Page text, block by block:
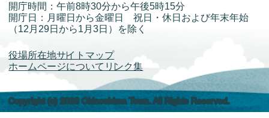
開庁時間：午前8時30分から午後5時15分
開庁日：月曜日から金曜日 祝日・休日および年末年始
（12月29日から1月3日）を除く
役場所在地サイトマップ
ホームページについて リンク集
Copyright (c) 2026 Okinoshima Town. All Rights Reserved.